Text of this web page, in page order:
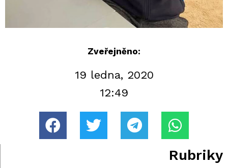
Zveřejněno:
19 ledna, 2020
12:49
Rubriky